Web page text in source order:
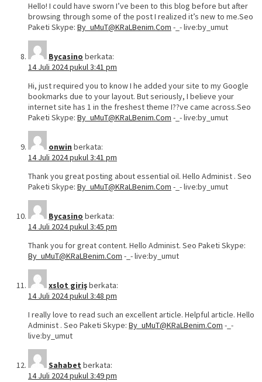
Hello! I could have sworn I’ve been to this blog before but after
browsing through some of the post I realized it’s new to me.Seo
Paketi Skype: By_uMuT@KRaLBenim.Com -_- live:by_umut
Bycasino berkata:
14 Juli 2024 pukul 3:41 pm
Hi, just required you to know I he added your site to my Google
bookmarks due to your layout. But seriously, I believe your
internet site has 1 in the freshest theme I??ve came across.Seo
Paketi Skype: By_uMuT@KRaLBenim.Com -_- live:by_umut
onwin berkata:
14 Juli 2024 pukul 3:41 pm
Thank you great posting about essential oil. Hello Administ . Seo
Paketi Skype: By_uMuT@KRaLBenim.Com -_- live:by_umut
Bycasino berkata:
14 Juli 2024 pukul 3:45 pm
Thank you for great content. Hello Administ. Seo Paketi Skype:
By_uMuT@KRaLBenim.Com -_- live:by_umut
xslot girişberkata:
14 Juli 2024 pukul 3:48 pm
I really love to read such an excellent article. Helpful article. Hello
Administ . Seo Paketi Skype: By_uMuT@KRaLBenim.Com -_-
live:by_umut
Sahabet berkata:
14 Juli 2024 pukul 3:49 pm